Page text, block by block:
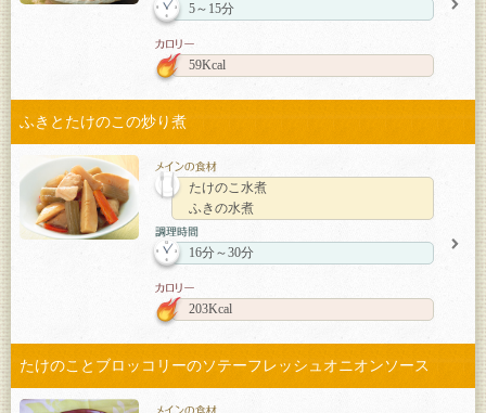
5～15分
59Kcal
ふきとたけのこの炒り煮
たけのこ水煮
ふきの水煮
16分～30分
203Kcal
たけのことブロッコリーのソテーフレッシュオニオンソース